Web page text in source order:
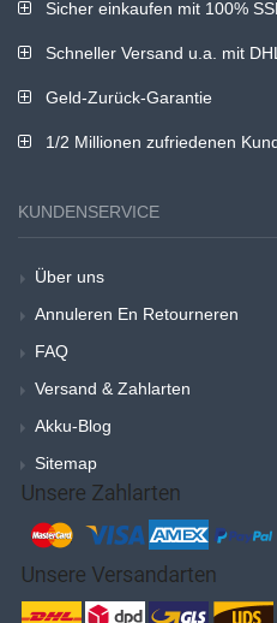
Sicher einkaufen mit 100%
Schneller Versand u.a. mit
Geld-Zurück-Garantie
1/2 Millionen zufriedenen
KUNDENSERVICE
Über uns
Annuleren En Retourneren
FAQ
Versand & Zahlarten
Akku-Blog
Sitemap